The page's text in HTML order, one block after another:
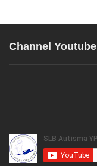
Channel Youtube